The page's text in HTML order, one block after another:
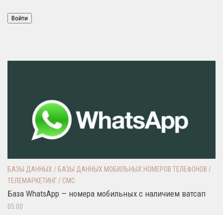
Войти
БАЗЫ ДАННЫХ / БАЗЫ ДАННЫХ МОБИЛЬНЫХ НОМЕРОВ ТЕЛЕФОНОВ /
ТЕЛЕМАРКЕТИНГ / СМС
База WhatsApp — номера мобильных с наличием ватсап
05:00